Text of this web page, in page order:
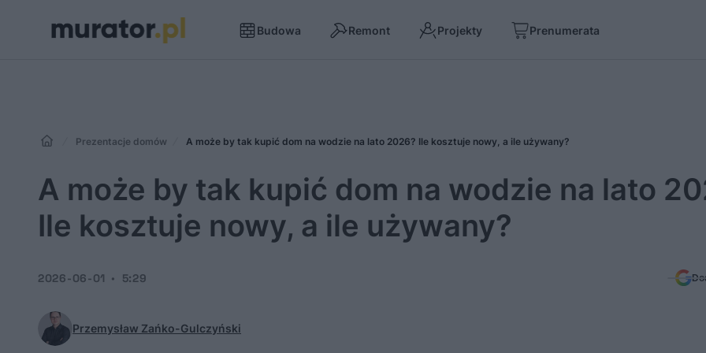
Budowa Remont Projekty Prenumerata
Prezentacje domów A może by tak kupić dom na wodzie na lato 2026? Ile kosztuje nowy, a ile używany?
A może by tak kupić dom na wodzie na lato
Ile kosztuje nowy, a ile używany?
Przemysław Zańko-Gulczyński
2026-06-01 5:29